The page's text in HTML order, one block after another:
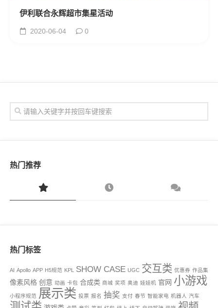
伊利联合永辉超市集星活动
2020-06-04 0
热门推荐
热门标签
AI Apollo APP H5规范 KPL SHOW CASE UGC 交互类 优惠券 作品集
像素风格 创意 动画 卡包 合成类 商城 奖项 奥迪 娃娃机 官网 小游戏
小程序规范 展示类 投票 报名 抽奖 支付 春节 智能家电 机器人 汽车